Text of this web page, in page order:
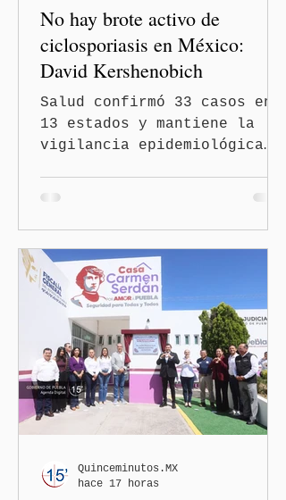
No hay brote activo de
ciclosporiasis en México:
David Kershenobich
Salud confirmó 33 casos en
13 estados y mantiene la
vigilancia epidemiológica
Kershenobich Stalnikowitz,
aseguró que en México no
existe un brote activo de
ciclosporiasis, luego de
los recientes reportes de
casos en Estados Unidos y
de viajeros del Reino Unido
que visitaron territorio
mexicano. A través de un
mensaje difundido en redes
informó que la Secretaría
de Salud activó de mane
Quinceminutos.MX
hace 17 horas